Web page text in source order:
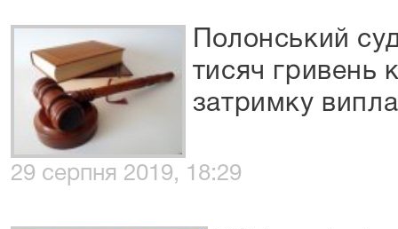
Полонський
тисяч гривень
затримку
29 серпня 2019, 18:29